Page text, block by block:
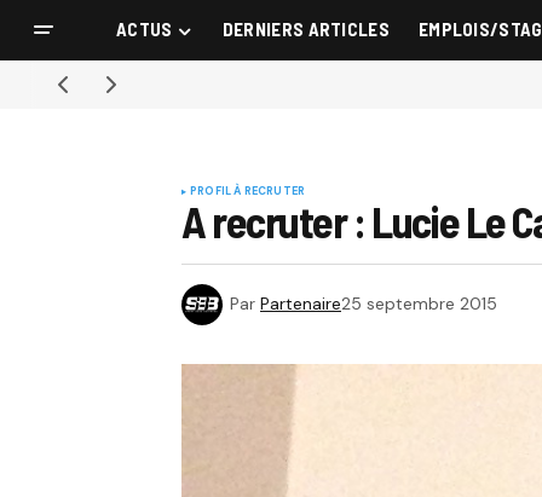
ACTUS DERNIERS ARTICLES EMPLOIS/
PROFIL À RECRUTER
A recruter : Lucie Le
Par Partenaire25 septembre 2015